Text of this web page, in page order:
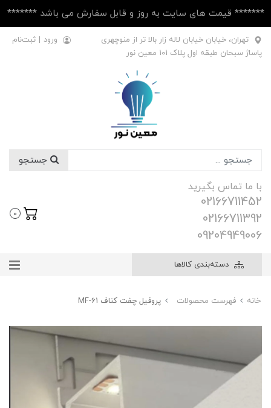
******* قیمت های سایت به روز و قابل سفارش می باشد *******
تهران، خیابان خیابان لاله زار بالا تر از منوچهری
پاساژ سبحان طبقه اول پلاک ۱۰1 معین نور
ورود | ثبت‌نام
با ما تماس بگیرید
02166711452
02166711392
09204949006
0
دسته‌بندی کالاها
خانه فهرست محصولات پروفیل چفت کناف MF-61